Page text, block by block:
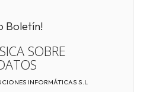
Boletín!
SOBRE
INFORMÁTICAS S.L